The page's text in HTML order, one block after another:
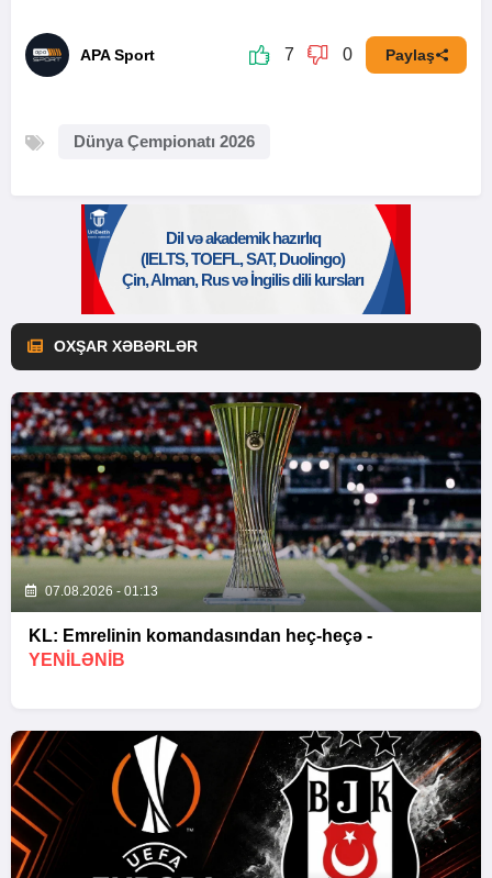
APA Sport 7 0 Paylaş
Dünya Çempionatı 2026
OXŞAR XƏBƏRLƏR
07.08.2026 - 01:13
KL: Emrelinin komandasından heç-heçə -
YENİLƏNİB